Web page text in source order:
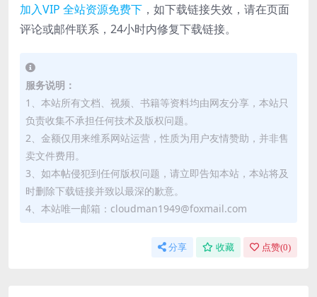
加入VIP 全站资源免费下 ，如下载链接失效，请在页面
评论或邮件联系，24小时内修复下载链接。
服务说明：
1、本站所有文档、视频、书籍等资料均由网友分享，本站只
负责收集不承担任何技术及版权问题。
2、金额仅用来维系网站运营，性质为用户友情赞助，并非售
卖文件费用。
3、如本帖侵犯到任何版权问题，请立即告知本站，本站将及
时删除下载链接并致以最深的歉意。
4、本站唯一邮箱：cloudman1949@foxmail.com
分享 收藏 点赞(0)